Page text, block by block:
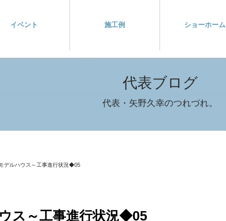
イベント 施工例 ショーホーム
代表ブログ
代表・矢野久幸のつれづれ。
デルハウス～工事進行状況◆05
ス～工事進行状況◆05